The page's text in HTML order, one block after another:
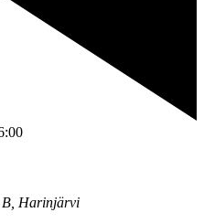
B, Harinjärvi